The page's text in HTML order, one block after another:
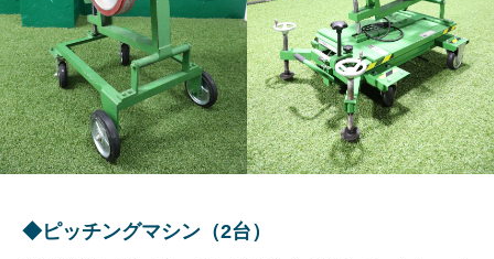
◆ピッチングマシン（2台）